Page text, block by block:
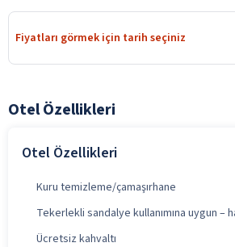
Fiyatları görmek için tarih seçiniz
Otel Özellikleri
Otel Özellikleri
Kuru temizleme/çamaşırhane
Tekerlekli sandalye kullanımına uygun –
Ücretsiz kahvaltı